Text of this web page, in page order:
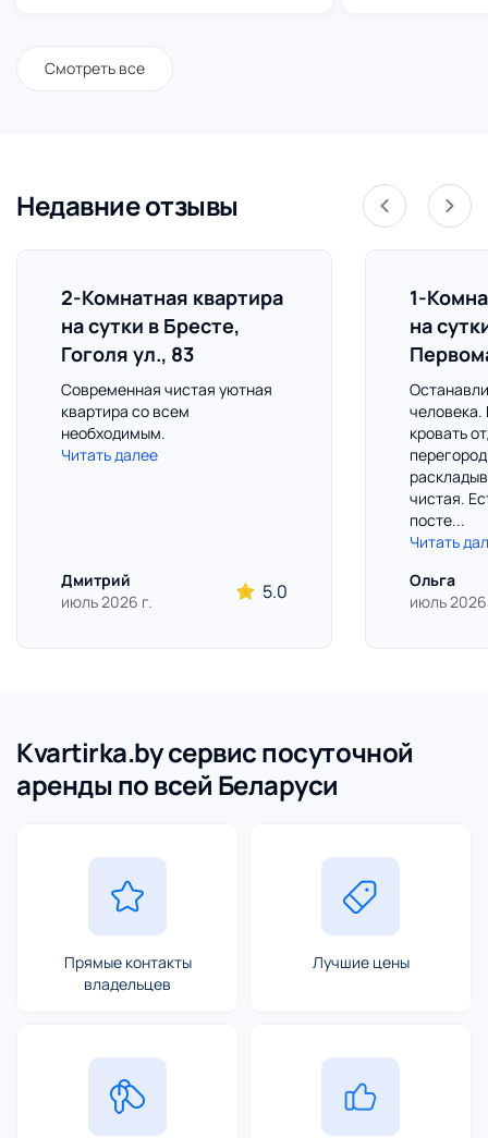
Смотреть все
Недавние отзывы
2-Комнатная квартира
на сутки в Бресте,
Гоголя ул., 83
Современная чистая уютная
квартира со всем
необходимым.
Читать далее
Дмитрий
июль 2026 г.
5.0
1-
на
человека.
кровать
чистая.
посте...
Читать
Ольга
июль 2026
Kvartirka.by сервис посуточной
аренды по всей Беларуси
Прямые контакты
владельцев
Лучшие цены